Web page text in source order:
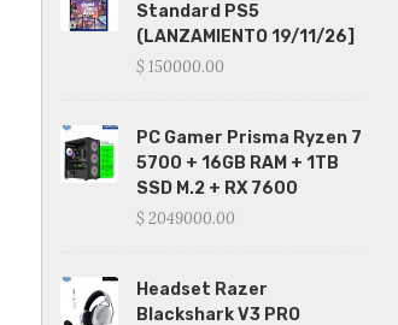
Standard PS5
(LANZAMIENTO 19/11/26]
$ 150000.00
PC Gamer Prisma Ryzen 7
5700 + 16GB RAM + 1TB
SSD M.2 + RX 7600
$ 2049000.00
Headset Razer
Blackshark V3 PRO